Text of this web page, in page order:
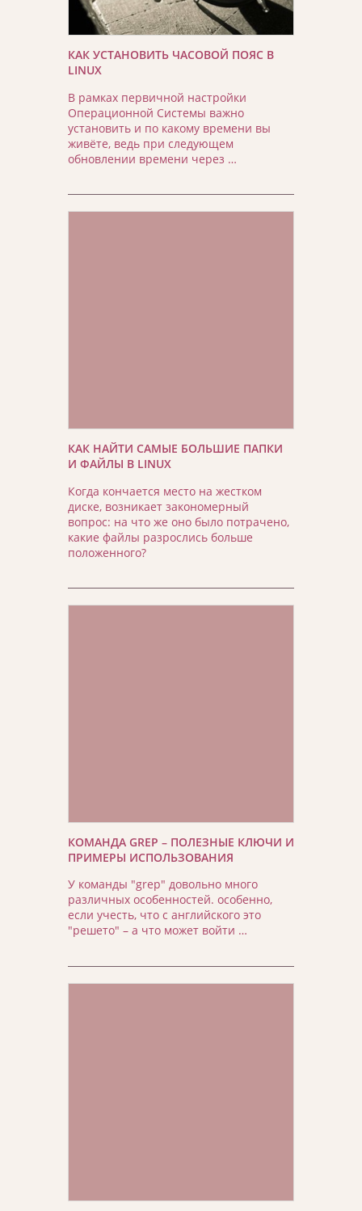
КАК УСТАНОВИТЬ ЧАСОВОЙ ПОЯС В
LINUX
В рамках первичной настройки
Операционной Системы важно
установить и по какому времени вы
живёте, ведь при следующем
обновлении времени через …
КАК НАЙТИ САМЫЕ БОЛЬШИЕ ПАПКИ
И ФАЙЛЫ В LINUX
Когда кончается место на жестком
диске, возникает закономерный
вопрос: на что же оно было потрачено,
какие файлы разрослись больше
положенного?
КОМАНДА GREP – ПОЛЕЗНЫЕ КЛЮЧИ И
ПРИМЕРЫ ИСПОЛЬЗОВАНИЯ
У команды "grep" довольно много
различных особенностей. особенно,
если учесть, что с английского это
"решето" – а что может войти …